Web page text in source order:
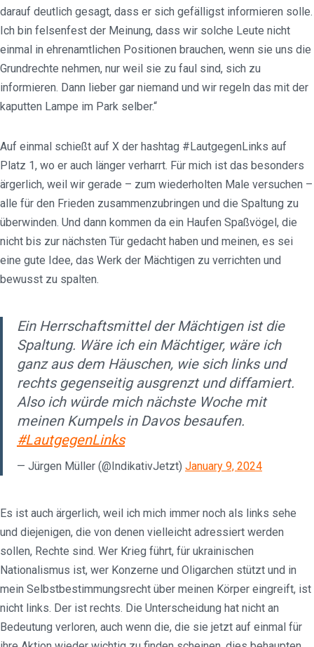
darauf deutlich gesagt, dass er sich gefälligst informieren solle.
Ich bin felsenfest der Meinung, dass wir solche Leute nicht
einmal in ehrenamtlichen Positionen brauchen, wenn sie uns die
Grundrechte nehmen, nur weil sie zu faul sind, sich zu
informieren. Dann lieber gar niemand und wir regeln das mit der
kaputten Lampe im Park selber.“
Auf einmal schießt auf X der hashtag #LautgegenLinks auf
Platz 1, wo er auch länger verharrt. Für mich ist das besonders
ärgerlich, weil wir gerade – zum wiederholten Male versuchen –
alle für den Frieden zusammenzubringen und die Spaltung zu
überwinden. Und dann kommen da ein Haufen Spaßvögel, die
nicht bis zur nächsten Tür gedacht haben und meinen, es sei
eine gute Idee, das Werk der Mächtigen zu verrichten und
bewusst zu spalten.
Ein Herrschaftsmittel der Mächtigen ist die
Spaltung. Wäre ich ein Mächtiger, wäre ich
ganz aus dem Häuschen, wie sich links und
rechts gegenseitig ausgrenzt und diffamiert.
Also ich würde mich nächste Woche mit
meinen Kumpels in Davos besaufen.
#LautgegenLinks
— Jürgen Müller (@IndikativJetzt) January 9, 2024
Es ist auch ärgerlich, weil ich mich immer noch als links sehe
und diejenigen, die von denen vielleicht adressiert werden
sollen, Rechte sind. Wer Krieg führt, für ukrainischen
Nationalismus ist, wer Konzerne und Oligarchen stützt und in
mein Selbstbestimmungsrecht über meinen Körper eingreift, ist
nicht links. Der ist rechts. Die Unterscheidung hat nicht an
Bedeutung verloren, auch wenn die, die sie jetzt auf einmal für